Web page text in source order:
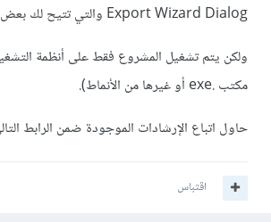
Export Wizard Dialog والتي تتيح لك بعض الخيارات لتصدير المشروع ومشاركته على أي وسيلة.
ولكن يتم تشغيل المشروع فقط على أنظمة
مكتب .exe أو غيرها من الأنماط).
حاول اتباع الإرشادات الموجودة ضمن الرابط
اقتباس